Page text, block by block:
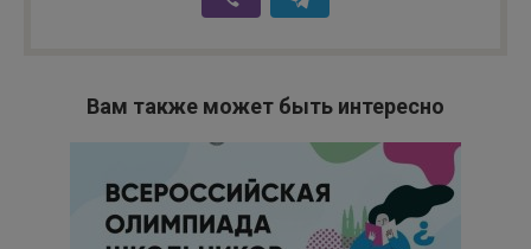
Вам также может быть интересно